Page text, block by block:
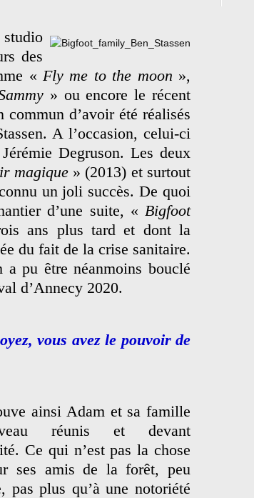
des
« Fly me to the moon »,
» ou encore le récent
d’avoir été réalisés
A l’occasion, celui-ci
Degruson. Les deux
magique» (2013) et surtout
un joli succès. De quoi
d’une suite, « Bigfoot
ans plus tard et dont la
du fait de la crise sanitaire.
pu être néanmoins bouclé
d’Annecy 2020.
vous avez le pouvoir de
ainsi Adam et sa famille
réunis et devant
Ce qui n’est pas la chose
ses amis de la forêt, peu
plus qu’à une notoriété